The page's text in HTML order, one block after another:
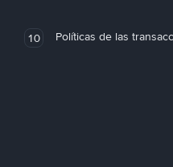
10 Políticas de las